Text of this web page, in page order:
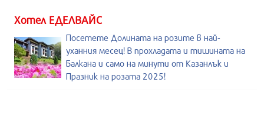
Хотел ЕДЕЛВАЙС
Посетете Долината на розите в най-
уханния месец! В прохладата и тишината на
Балкана и само на минути от Казанлък и
Празник на розата 2025!